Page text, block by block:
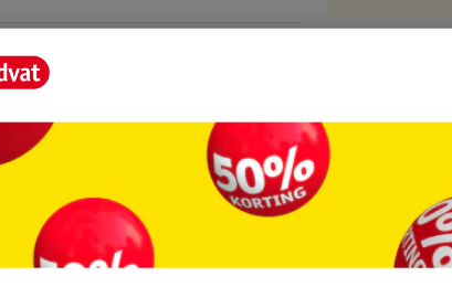
de haarlengte waar je extra volume